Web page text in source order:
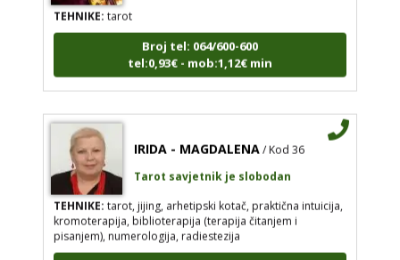
TEHNIKE:tarot
Broj tel: 064/600-600
tel:0,93€ - mob:1,12€ min
IRIDA - MAGDALENA / Kod 36
Tarot savjetnik je slobodan
TEHNIKE:tarot, jijing, arhetipski kotač, praktična intuicija,
kromoterapija, biblioterapija (terapija čitanjem i
pisanjem), numerologija, radiestezija